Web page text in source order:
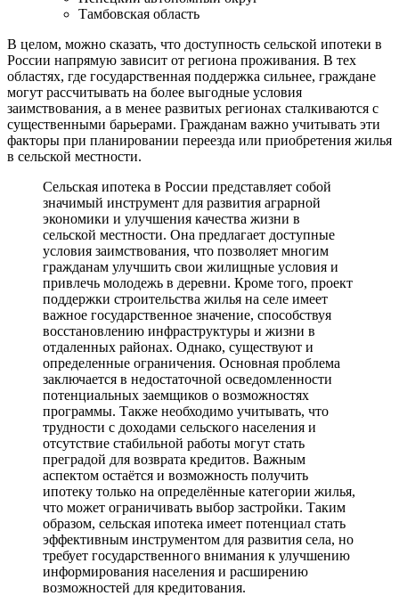
Тамбовская область
В целом, можно сказать, что доступность сельской ипотеки в
России напрямую зависит от региона проживания. В тех
областях, где государственная поддержка сильнее, граждане
могут рассчитывать на более выгодные условия
заимствования, а в менее развитых регионах сталкиваются с
существенными барьерами. Гражданам важно учитывать эти
факторы при планировании переезда или приобретения жилья
в сельской местности.
Сельская ипотека в России представляет собой
значимый инструмент для развития аграрной
экономики и улучшения качества жизни в
сельской местности. Она предлагает доступные
условия заимствования, что позволяет многим
гражданам улучшить свои жилищные условия и
привлечь молодежь в деревни. Кроме того, проект
поддержки строительства жилья на селе имеет
важное государственное значение, способствуя
восстановлению инфраструктуры и жизни в
отдаленных районах. Однако, существуют и
определенные ограничения. Основная проблема
заключается в недостаточной осведомленности
потенциальных заемщиков о возможностях
программы. Также необходимо учитывать, что
трудности с доходами сельского населения и
отсутствие стабильной работы могут стать
преградой для возврата кредитов. Важным
аспектом остаётся и возможность получить
ипотеку только на определённые категории жилья,
что может ограничивать выбор застройки. Таким
образом, сельская ипотека имеет потенциал стать
эффективным инструментом для развития села, но
требует государственного внимания к улучшению
информирования населения и расширению
возможностей для кредитования.